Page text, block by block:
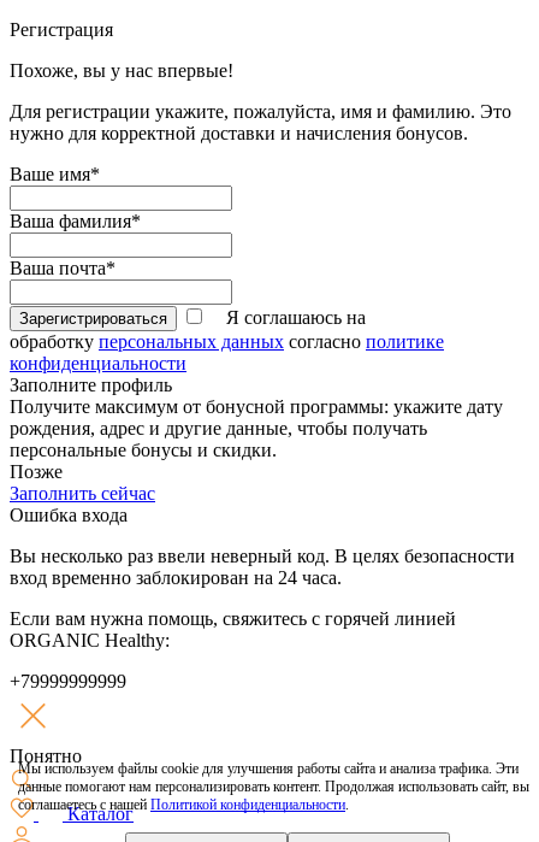
Мы используем файлы cookie для улучшения работы сайта и анализа трафика. Эти
данные помогают нам персонализировать контент. Продолжая использовать сайт, вы
соглашаетесь с нашей Политикой конфиденциальности.
Регистрация
Похоже, вы у нас впервые!
Для регистрации укажите, пожалуйста, имя и фамилию. Это
нужно для корректной доставки и начисления бонусов.
Ваше имя*
Ваша фамилия*
Ваша почта*
Зарегистрироваться
Я соглашаюсь на
обработку персональных данных согласно политике
конфиденциальности
Заполните профиль
Получите максимум от бонусной программы: укажите дату
рождения, адрес и другие данные, чтобы получать
персональные бонусы и скидки.
Позже
Заполнить сейчас
Ошибка входа
Вы несколько раз ввели неверный код. В целях безопасности
вход временно заблокирован на 24 часа.
Если вам нужна помощь, свяжитесь с горячей линией
ORGANIC Healthy:
+79999999999
Понятно
Каталог